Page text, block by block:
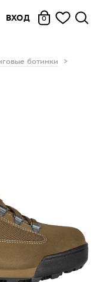
ВХОД 0
ботинки